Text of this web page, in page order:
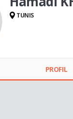
TUNIS
PROFIL